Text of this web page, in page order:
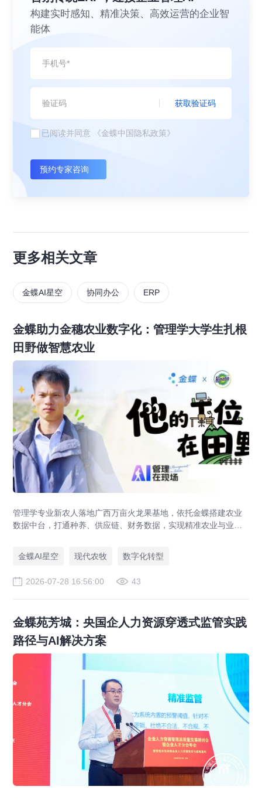
构建实时感知、精准决策、高效运营的企业智
能体
获取验证码
已阅读并同意 《金蝶中国隐私政策》
预约专家咨询
更多相关文章
金蝶AI星空 协同办公 ERP
金蝶助力金穗农业数字化：管理学大学生扎根
田野做智慧农业
管理学专业新农人落地广西万亩火龙果基地，依托金蝶搭建农业
数据中台，打通种养、供应链、财务数据，实现精准农业与业财
金蝶AI星空
现代农牧 数字化转型
2026-07-28 16:56:00 43
金蝶苑芳城：央国企人力资源穿透式监管实践
路径与AI解决方案